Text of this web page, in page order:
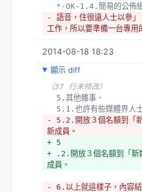
*-OK-1.4.簡易的公佈
- 語音，住很遠人士以參
工作，所以要準備一台專用
與一起工作，所以要準備一
（這是一個公共電話亭的
  *麥克總管這件事
3.跟萌典松　　ＰＳ沒
- *2.1.重灌舊筆電帶去（
- *2.2.安排好軟體「RC
無誤
- 地連線交流一下
+ *-取消-2.1.重灌舊筆電
+ *-取消-2.2.安排好軟體
+ 地-取消-連線交流一下
2014-08-18 18:23
顯示 diff
（37 行未修改）
  5.其他雜事、
5.1.也許有些媒體界人
- 5.2.開放３個名額到「
新成員。
+ 5
+ .2.開放３個名額到「新
成員。
- 6.以上就這樣子，內容結